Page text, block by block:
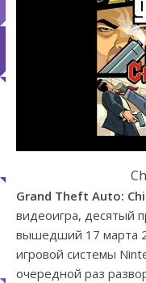
Grand Theft Auto:
видеоигра, десятый
вышедший 17 марта
игровой системы
очередной раз